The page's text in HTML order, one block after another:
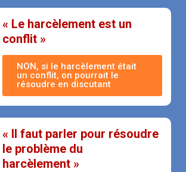
« Le harcèlement est un
conflit »
NON, si le harcèlement était
un conflit, on pourrait le
résoudre en discutant
« Il faut parler pour résoudre
le problème du
harcèlement »